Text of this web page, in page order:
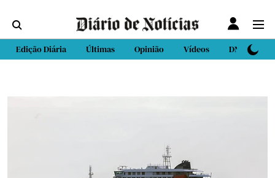
Edição Diária Últimas Opinião Vídeos DN Sport